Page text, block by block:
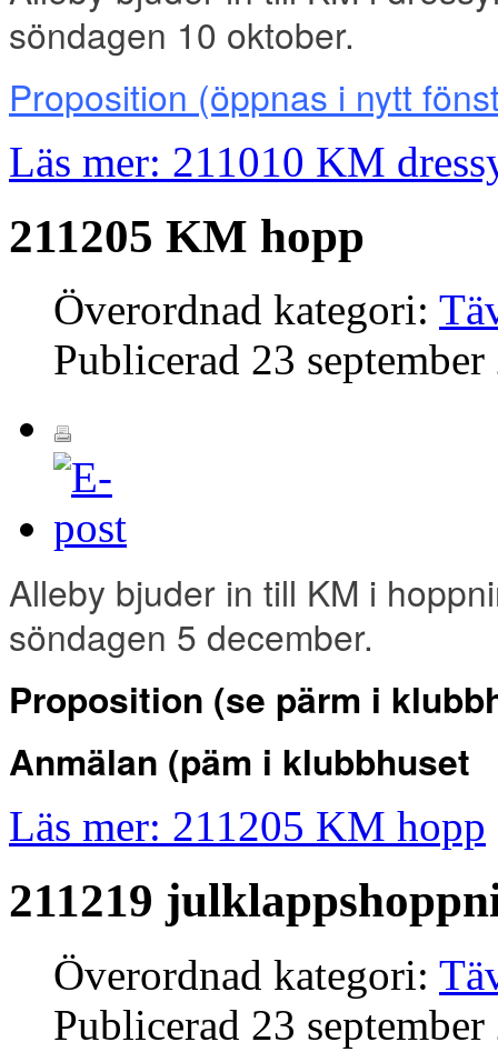
söndagen 10 oktober.
Proposition (öppnas i nytt
Läs mer: 211010 KM
211205 KM hopp
Överordnad kategori:
Publicerad 23
Alleby bjuder in till KM i
söndagen 5 december.
Proposition (se pärm i
Anmälan (päm i klubbhuset
Läs mer: 211205 KM hopp
211219
Överordnad kategori:
Publicerad 23